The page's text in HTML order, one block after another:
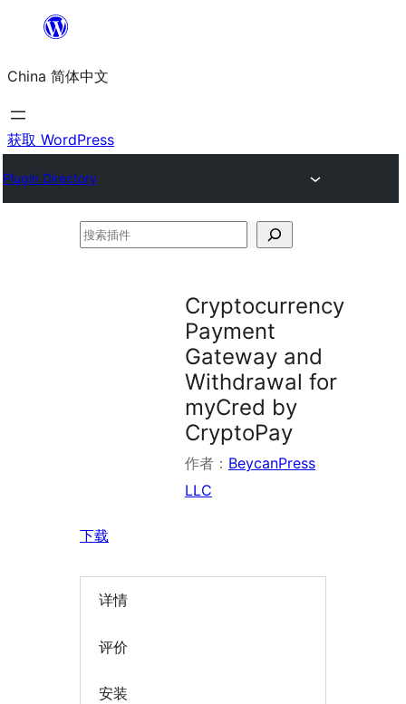
内
容
China 简体中文
获取 WordPress
Plugin Directory
搜
Cryptocurrency
Payment
Gateway and
Withdrawal for
myCred by
CryptoPay
作者： BeycanPress
LLC
下载
详情
评价
安装